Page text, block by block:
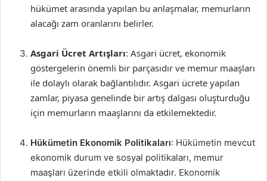
hükümet arasında yapılan bu anlaşmalar, memurların
alacağı zam oranlarını belirler.
Asgari Ücret Artışları: Asgari ücret, ekonomik
göstergelerin önemli bir parçasıdır ve memur maaşları
ile dolaylı olarak bağlantılıdır. Asgari ücrete yapılan
zamlar, piyasa genelinde bir artış dalgası oluşturduğu
için memurların maaşlarını da etkilemektedir.
Hükümetin Ekonomik Politikaları: Hükümetin mevcut
ekonomik durum ve sosyal politikaları, memur
maaşları üzerinde etkili olmaktadır. Ekonomik